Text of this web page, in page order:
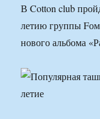
В Cotton club
летию группы
нового альбома